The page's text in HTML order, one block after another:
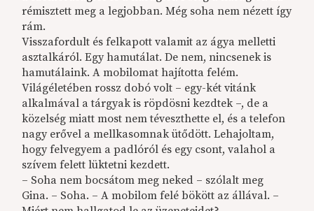
rémisztett meg a legjobban. Még soha nem nézett így
rám.
Visszafordult és felkapott valamit az ágya melletti
asztalkáról. Egy hamutálat. De nem, nincsenek is
hamutálaink. A mobilomat hajította felém.
Világéletében rossz dobó volt – egy-két vitánk
alkalmával a tárgyak is röpdösni kezdtek –, de a
közelség miatt most nem téveszthette el, és a telefon
nagy erővel a mellkasomnak ütődött. Lehajoltam,
hogy felvegyem a padlóról és egy csont, valahol a
szívem felett lüktetni kezdett.
– Soha nem bocsátom meg neked – szólalt meg
Gina. – Soha. – A mobilom felé bökött az állával. –